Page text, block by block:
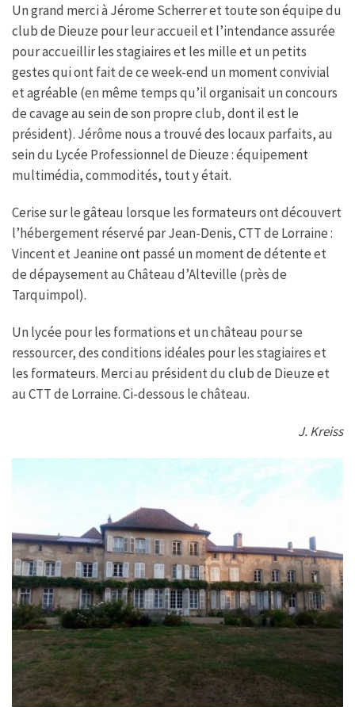
Un grand merci à Jérome Scherrer et toute son équipe du
club de Dieuze pour leur accueil et l’intendance assurée
pour accueillir les stagiaires et les mille et un petits
gestes qui ont fait de ce week-end un moment convivial
et agréable (en même temps qu’il organisait un concours
de cavage au sein de son propre club, dont il est le
président). Jérôme nous a trouvé des locaux parfaits, au
sein du Lycée Professionnel de Dieuze : équipement
multimédia, commodités, tout y était.
Cerise sur le gâteau lorsque les formateurs ont découvert
l’hébergement réservé par Jean-Denis, CTT de Lorraine :
Vincent et Jeanine ont passé un moment de détente et
de dépaysement au Château d’Alteville (près de
Tarquimpol).
Un lycée pour les formations et un château pour se
ressourcer, des conditions idéales pour les stagiaires et
les formateurs. Merci au président du club de Dieuze et
au CTT de Lorraine. Ci-dessous le château.
J. Kreiss